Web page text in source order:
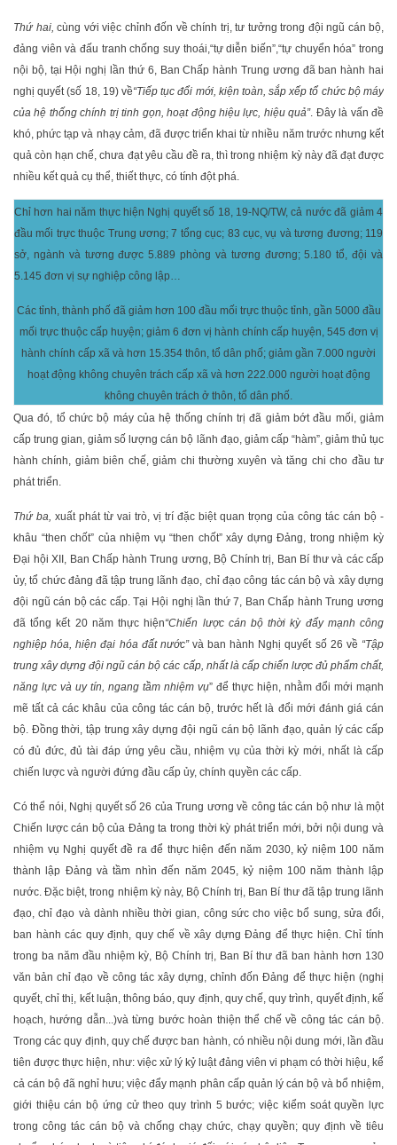
Thứ hai, cùng với việc chỉnh đốn về chính trị, tư tưởng trong đội ngũ cán bộ,
đảng viên và đấu tranh chống suy thoái,“tự diễn biến”,“tự chuyển hóa” trong
nội bộ, tại Hội nghị lần thứ 6, Ban Chấp hành Trung ương đã ban hành hai
nghị quyết (số 18, 19) về“Tiếp tục đổi mới, kiện toàn, sắp xếp tổ chức bộ máy
của hệ thống chính trị tinh gọn, hoạt động hiệu lực, hiệu quả”. Đây là vấn đề
khó, phức tạp và nhạy cảm, đã được triển khai từ nhiều năm trước nhưng kết
quả còn hạn chế, chưa đạt yêu cầu đề ra, thì trong nhiệm kỳ này đã đạt được
nhiều kết quả cụ thể, thiết thực, có tính đột phá.
Chỉ hơn hai năm thực hiện Nghị quyết số 18, 19-NQ/TW, cả nước đã giảm 4
đầu mối trực thuộc Trung ương; 7 tổng cục; 83 cục, vụ và tương đương; 119
sở, ngành và tương được 5.889 phòng và tương đương; 5.180 tổ, đội và
5.145 đơn vị sự nghiệp công lập…
Các tỉnh, thành phố đã giảm hơn 100 đầu mối trực thuộc tỉnh, gần 5000 đầu
mối trực thuộc cấp huyện; giảm 6 đơn vị hành chính cấp huyện, 545 đơn vị
hành chính cấp xã và hơn 15.354 thôn, tổ dân phố; giảm gần 7.000 người
hoạt động không chuyên trách cấp xã và hơn 222.000 người hoạt động
không chuyên trách ở thôn, tổ dân phố.
Qua đó, tổ chức bộ máy của hệ thống chính trị đã giảm bớt đầu mối, giảm
cấp trung gian, giảm số lượng cán bộ lãnh đạo, giảm cấp “hàm”, giảm thủ tục
hành chính, giảm biên chế, giảm chi thường xuyên và tăng chi cho đầu tư
phát triển.
Thứ ba, xuất phát từ vai trò, vị trí đặc biệt quan trọng của công tác cán bộ -
khâu “then chốt” của nhiệm vụ “then chốt” xây dựng Đảng, trong nhiệm kỳ
Đại hội XII, Ban Chấp hành Trung ương, Bộ Chính trị, Ban Bí thư và các cấp
ủy, tổ chức đảng đã tập trung lãnh đạo, chỉ đạo công tác cán bộ và xây dựng
đội ngũ cán bộ các cấp. Tại Hội nghị lần thứ 7, Ban Chấp hành Trung ương
đã tổng kết 20 năm thực hiện“Chiến lược cán bộ thời kỳ đẩy mạnh công
nghiệp hóa, hiện đại hóa đất nước”và ban hành Nghị quyết số 26 về “Tập
trung xây dựng đội ngũ cán bộ các cấp, nhất là cấp chiến lược đủ phẩm chất,
năng lực và uy tín, ngang tầm nhiệm vụ” để thực hiện, nhằm đổi mới mạnh
mẽ tất cả các khâu của công tác cán bộ, trước hết là đổi mới đánh giá cán
bộ. Đồng thời, tập trung xây dựng đội ngũ cán bộ lãnh đạo, quản lý các cấp
có đủ đức, đủ tài đáp ứng yêu cầu, nhiệm vụ của thời kỳ mới, nhất là cấp
chiến lược và người đứng đầu cấp ủy, chính quyền các cấp.
Có thể nói, Nghị quyết số 26 của Trung ương về công tác cán bộ như là một
Chiến lược cán bộ của Đảng ta trong thời kỳ phát triển mới, bởi nội dung và
nhiệm vụ Nghị quyết đề ra để thực hiện đến năm 2030, kỷ niệm 100 năm
thành lập Đảng và tầm nhìn đến năm 2045, kỷ niệm 100 năm thành lập
nước. Đặc biệt, trong nhiệm kỳ này, Bộ Chính trị, Ban Bí thư đã tập trung lãnh
đạo, chỉ đạo và dành nhiều thời gian, công sức cho việc bổ sung, sửa đổi,
ban hành các quy định, quy chế về xây dựng Đảng để thực hiện. Chỉ tính
trong ba năm đầu nhiệm kỳ, Bộ Chính trị, Ban Bí thư đã ban hành hơn 130
văn bản chỉ đạo về công tác xây dựng, chỉnh đốn Đảng để thực hiện (nghị
quyết, chỉ thị, kết luận, thông báo, quy định, quy chế, quy trình, quyết định, kế
hoạch, hướng dẫn...)và từng bước hoàn thiện thể chế về công tác cán bộ.
Trong các quy định, quy chế được ban hành, có nhiều nội dung mới, lần đầu
tiên được thực hiện, như: việc xử lý kỷ luật đảng viên vi phạm có thời hiệu, kể
cả cán bộ đã nghỉ hưu; việc đẩy mạnh phân cấp quản lý cán bộ và bổ nhiệm,
giới thiệu cán bộ ứng cử theo quy trình 5 bước; việc kiểm soát quyền lực
trong công tác cán bộ và chống chạy chức, chạy quyền; quy định về tiêu